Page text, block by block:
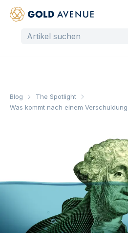
Blog
The Spotlight
Was kommt nach einem